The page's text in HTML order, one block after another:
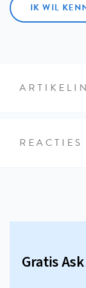
IK WIL
REACTIES
Gratis